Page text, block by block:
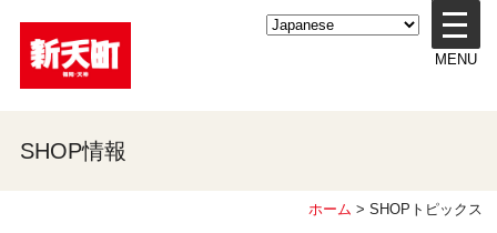
メ
ニ
ュ
MENU
SHOP情報
ホーム > SHOPトピックス